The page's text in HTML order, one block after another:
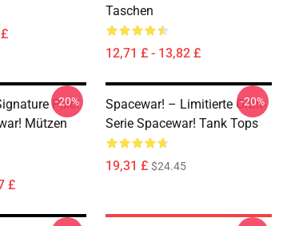
Taschen
12,71 £ - 13,82 £
Pixel
Mützen
£
-20%
Spacewar! – Limitierte Orbit-
Serie Spacewar! Tank Tops
19,31 £ $24.45
-20%